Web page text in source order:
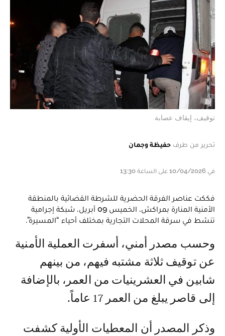
توقيف، إيقاف عصابة
تحرير من طرف حفيظة وجمان
في 10/04/2026 على الساعة 13:30
فككت عناصر الفرقة الحضرية للشرطة القضائية بالمنطقة
الأمنية المنارة بمراكش، الخميس 09 أبريل، شبكة إجرامية
تنشط في سرقة المحلات التجارية بمختلف أحياء “المسيرة”.
وحسب مصدر أمني، أسفرت العملية الأمنية
عن توقيف ثلاثة مشتبه فيهم، من بينهم
شابين في العشرينيات من العمر، بالإضافة
إلى قاصر يبلغ من العمر 17 عاماً.
وذكر المصدر أن المعطيات الأولية كشفت